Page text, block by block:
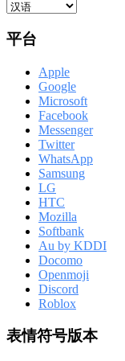
平台
Apple
Google
Microsoft
Facebook
Messenger
Twitter
WhatsApp
Samsung
LG
HTC
Mozilla
Softbank
Au by KDDI
Docomo
Openmoji
Discord
Roblox
表情符号版本